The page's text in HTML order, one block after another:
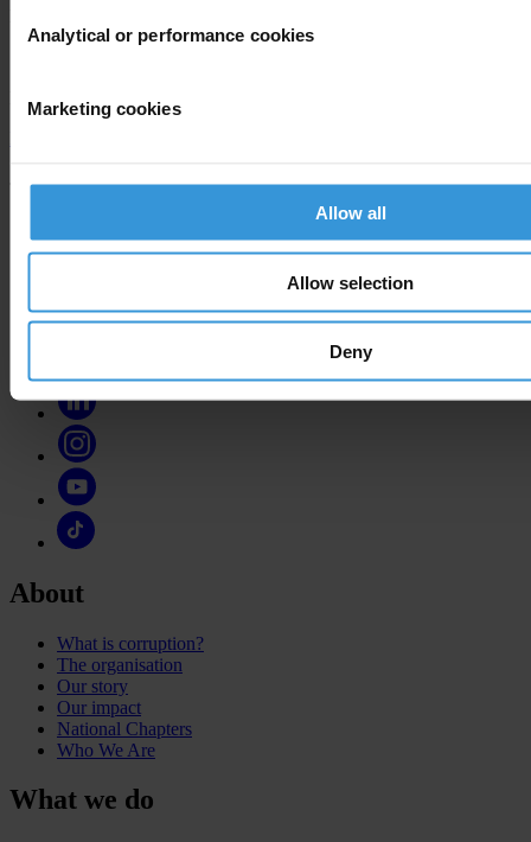
Analytical or performance cookies
Marketing cookies
Allow all
Allow selection
Deny
Donate
About
What is corruption?
The organisation
Our story
Our impact
National Chapters
Who We Are
What we do